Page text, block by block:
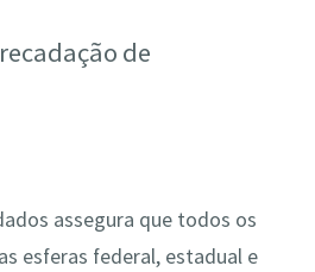
de
assegura que todos os
esferas federal, estadual e